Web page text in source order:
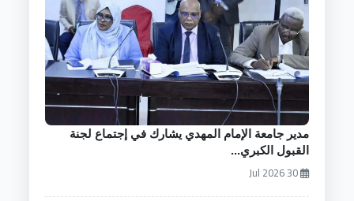
مدير جامعة الإمام المهدي يشارك في إجتماع لجنة
القبول الكبري...
30 Jul 2026